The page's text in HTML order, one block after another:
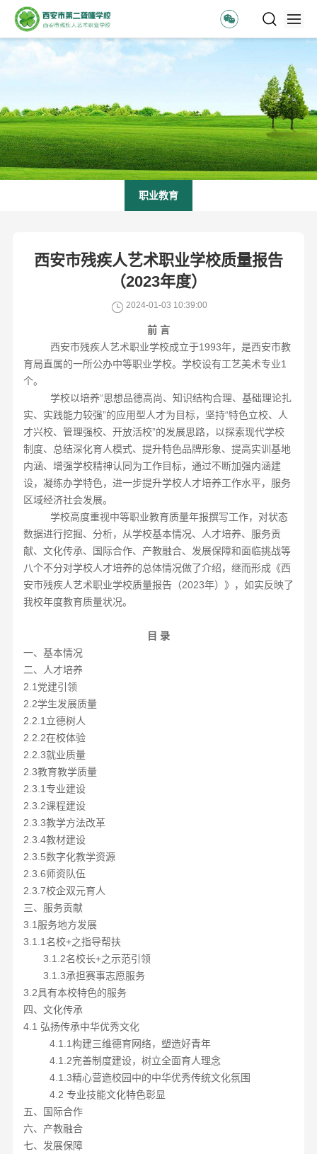
职业教育
西安市残疾人艺术职业学校质量报告
（2023年度）
2024-01-03 10:39:00
前 言
西安市残疾人艺术职业学校成立于1993年，是西安市教
育局直属的一所公办中等职业学校。学校设有工艺美术专业1
个。
学校以培养“思想品德高尚、知识结构合理、基础理论扎
实、实践能力较强”的应用型人才为目标，坚持“特色立校、人
才兴校、管理强校、开放活校”的发展思路，以探索现代学校
制度、总结深化育人模式、提升特色品牌形象、提高实训基地
内涵、增强学校精神认同为工作目标，通过不断加强内涵建
设，凝练办学特色，进一步提升学校人才培养工作水平，服务
区域经济社会发展。
学校高度重视中等职业教育质量年报撰写工作，对状态
数据进行挖掘、分析，从学校基本情况、人才培养、服务贡
献、文化传承、国际合作、产教融合、发展保障和面临挑战等
八个不分对学校人才培养的总体情况做了介绍，继而形成《西
安市残疾人艺术职业学校质量报告（2023年）》，如实反映了
我校年度教育质量状况。
目 录
一、基本情况
二、人才培养
2.1党建引领
2.2学生发展质量
2.2.1立德树人
2.2.2在校体验
2.2.3就业质量
2.3教育教学质量
2.3.1专业建设
2.3.2课程建设
2.3.3教学方法改革
2.3.4教材建设
2.3.5数字化教学资源
2.3.6师资队伍
2.3.7校企双元育人
三、服务贡献
3.1服务地方发展
3.1.1 名校+之指导帮扶
3.1.2名校长+之示范引领
3.1.3承担赛事志愿服务
3.2具有本校特色的服务
四、文化传承
4.1 弘扬传承中华优秀文化
4.1.1构建三维德育网络，塑造好青年
4.1.2完善制度建设，树立全面育人理念
4.1.3精心营造校园中的中华优秀传统文化氛围
4.2 专业技能文化特色彰显
五、国际合作
六、产教融合
七、发展保障